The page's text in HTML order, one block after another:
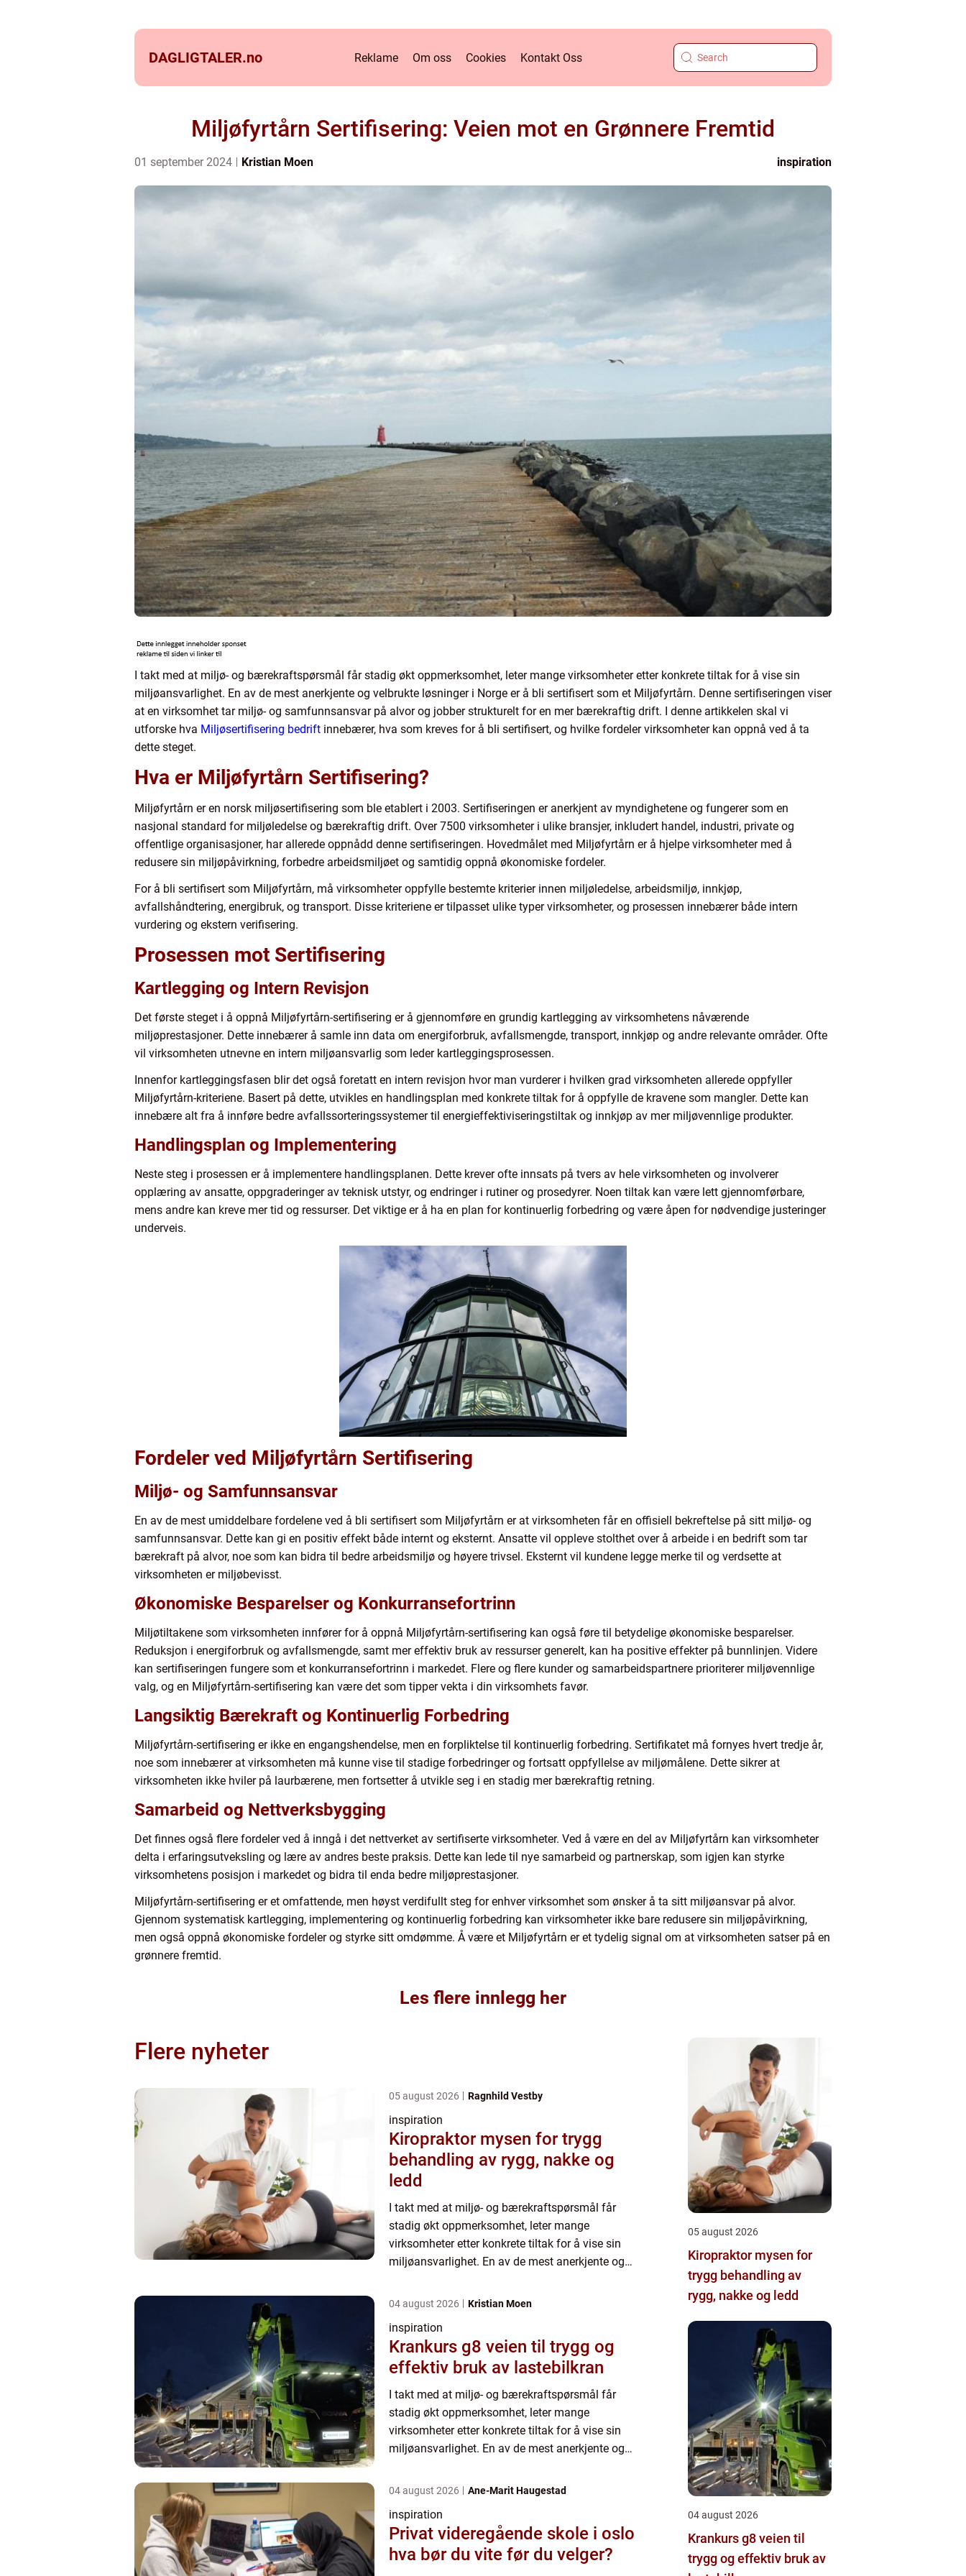
DAGLIGTALER.no Reklame Om oss Cookies Kontakt Oss
Miljøfyrtårn Sertifisering: Veien mot en Grønnere Fremtid
01 september 2024 Kristian Moen inspiration
I takt med at miljø- og bærekraftspørsmål får stadig økt oppmerksomhet, leter mange virksomheter etter konkrete tiltak for å vise sin
miljøansvarlighet. En av de mest anerkjente og velbrukte løsninger i Norge er å bli sertifisert som et Miljøfyrtårn. Denne sertifiseringen viser
at en virksomhet tar miljø- og samfunnsansvar på alvor og jobber strukturelt for en mer bærekraftig drift. I denne artikkelen skal vi
utforske hva Miljøsertifisering bedrift innebærer, hva som kreves for å bli sertifisert, og hvilke fordeler virksomheter kan oppnå ved å ta
dette steget.
Hva er Miljøfyrtårn Sertifisering?
Miljøfyrtårn er en norsk miljøsertifisering som ble etablert i 2003. Sertifiseringen er anerkjent av myndighetene og fungerer som en
nasjonal standard for miljøledelse og bærekraftig drift. Over 7500 virksomheter i ulike bransjer, inkludert handel, industri, private og
offentlige organisasjoner, har allerede oppnådd denne sertifiseringen. Hovedmålet med Miljøfyrtårn er å hjelpe virksomheter med å
redusere sin miljøpåvirkning, forbedre arbeidsmiljøet og samtidig oppnå økonomiske fordeler.
For å bli sertifisert som Miljøfyrtårn, må virksomheter oppfylle bestemte kriterier innen miljøledelse, arbeidsmiljø, innkjøp,
avfallshåndtering, energibruk, og transport. Disse kriteriene er tilpasset ulike typer virksomheter, og prosessen innebærer både intern
vurdering og ekstern verifisering.
Prosessen mot Sertifisering
Kartlegging og Intern Revisjon
Det første steget i å oppnå Miljøfyrtårn-sertifisering er å gjennomføre en grundig kartlegging av virksomhetens nåværende
miljøprestasjoner. Dette innebærer å samle inn data om energiforbruk, avfallsmengde, transport, innkjøp og andre relevante områder. Ofte
vil virksomheten utnevne en intern miljøansvarlig som leder kartleggingsprosessen.
Innenfor kartleggingsfasen blir det også foretatt en intern revisjon hvor man vurderer i hvilken grad virksomheten allerede oppfyller
Miljøfyrtårn-kriteriene. Basert på dette, utvikles en handlingsplan med konkrete tiltak for å oppfylle de kravene som mangler. Dette kan
innebære alt fra å innføre bedre avfallssorteringssystemer til energieffektiviseringstiltak og innkjøp av mer miljøvennlige produkter.
Handlingsplan og Implementering
Neste steg i prosessen er å implementere handlingsplanen. Dette krever ofte innsats på tvers av hele virksomheten og involverer
opplæring av ansatte, oppgraderinger av teknisk utstyr, og endringer i rutiner og prosedyrer. Noen tiltak kan være lett gjennomførbare,
mens andre kan kreve mer tid og ressurser. Det viktige er å ha en plan for kontinuerlig forbedring og være åpen for nødvendige justeringer
underveis.
Fordeler ved Miljøfyrtårn Sertifisering
Miljø- og Samfunnsansvar
En av de mest umiddelbare fordelene ved å bli sertifisert som Miljøfyrtårn er at virksomheten får en offisiell bekreftelse på sitt miljø- og
samfunnsansvar. Dette kan gi en positiv effekt både internt og eksternt. Ansatte vil oppleve stolthet over å arbeide i en bedrift som tar
bærekraft på alvor, noe som kan bidra til bedre arbeidsmiljø og høyere trivsel. Eksternt vil kundene legge merke til og verdsette at
virksomheten er miljøbevisst.
Økonomiske Besparelser og Konkurransefortrinn
Miljøtiltakene som virksomheten innfører for å oppnå Miljøfyrtårn-sertifisering kan også føre til betydelige økonomiske besparelser.
Reduksjon i energiforbruk og avfallsmengde, samt mer effektiv bruk av ressurser generelt, kan ha positive effekter på bunnlinjen. Videre
kan sertifiseringen fungere som et konkurransefortrinn i markedet. Flere og flere kunder og samarbeidspartnere prioriterer miljøvennlige
valg, og en Miljøfyrtårn-sertifisering kan være det som tipper vekta i din virksomhets favør.
Langsiktig Bærekraft og Kontinuerlig Forbedring
Miljøfyrtårn-sertifisering er ikke en engangshendelse, men en forpliktelse til kontinuerlig forbedring. Sertifikatet må fornyes hvert tredje år,
noe som innebærer at virksomheten må kunne vise til stadige forbedringer og fortsatt oppfyllelse av miljømålene. Dette sikrer at
virksomheten ikke hviler på laurbærene, men fortsetter å utvikle seg i en stadig mer bærekraftig retning.
Samarbeid og Nettverksbygging
Det finnes også flere fordeler ved å inngå i det nettverket av sertifiserte virksomheter. Ved å være en del av Miljøfyrtårn kan virksomheter
delta i erfaringsutveksling og lære av andres beste praksis. Dette kan lede til nye samarbeid og partnerskap, som igjen kan styrke
virksomhetens posisjon i markedet og bidra til enda bedre miljøprestasjoner.
Miljøfyrtårn-sertifisering er et omfattende, men høyst verdifullt steg for enhver virksomhet som ønsker å ta sitt miljøansvar på alvor.
Gjennom systematisk kartlegging, implementering og kontinuerlig forbedring kan virksomheter ikke bare redusere sin miljøpåvirkning,
men også oppnå økonomiske fordeler og styrke sitt omdømme. Å være et Miljøfyrtårn er et tydelig signal om at virksomheten satser på en
grønnere fremtid.
Les flere innlegg her
Flere nyheter
05 august 2026 Ragnhild Vestby
inspiration
Kiropraktor mysen for trygg
behandling av rygg, nakke og
ledd
I takt med at miljø- og bærekraftspørsmål får
stadig økt oppmerksomhet, leter mange
virksomheter etter konkrete tiltak for å vise sin
miljøansvarlighet. En av de mest anerkjente og
04 august 2026 Kristian Moen
inspiration
Krankurs g8 veien til trygg og
effektiv bruk av lastebilkran
I takt med at miljø- og bærekraftspørsmål får
stadig økt oppmerksomhet, leter mange
virksomheter etter konkrete tiltak for å vise sin
miljøansvarlighet. En av de mest anerkjente og
04 august 2026 Ane-Marit Haugestad
inspiration
Privat videregående skole i oslo
hva bør du vite før du velger?
05 august 2026
Kiropraktor mysen for
trygg behandling av
rygg, nakke og ledd
04 august 2026
Krankurs g8 veien til
trygg og effektiv bruk av